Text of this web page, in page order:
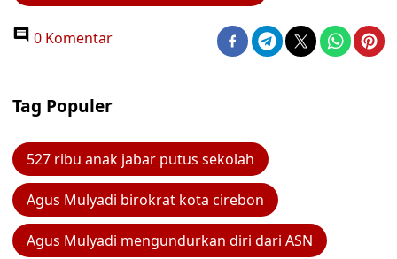
0 Komentar
Tag Populer
527 ribu anak jabar putus sekolah
Agus Mulyadi birokrat kota cirebon
Agus Mulyadi mengundurkan diri dari ASN